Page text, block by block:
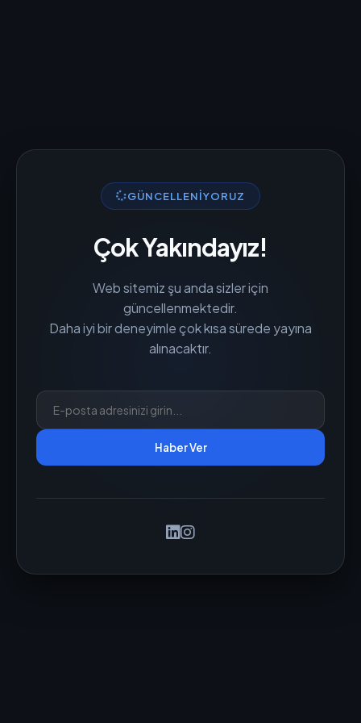
GÜNCELLENIYORUZ
Çok Yakındayız!
Web sitemiz şu anda sizler için
güncellenmektedir.
Daha iyi bir deneyimle çok kısa sürede yayına
alınacaktır.
Haber Ver